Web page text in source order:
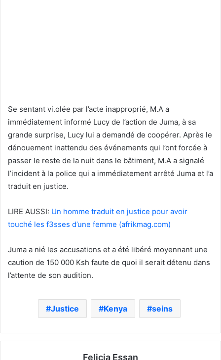
Se sentant vi.olée par l’acte inapproprié, M.A a
immédiatement informé Lucy de l’action de Juma, à sa
grande surprise, Lucy lui a demandé de coopérer. Après le
dénouement inattendu des événements qui l’ont forcée à
passer le reste de la nuit dans le bâtiment, M.A a signalé
l’incident à la police qui a immédiatement arrêté Juma et l’a
traduit en justice.
LIRE AUSSI: Un homme traduit en justice pour avoir
touché les f3sses d’une femme (afrikmag.com)
Juma a nié les accusations et a été libéré moyennant une
caution de 150 000 Ksh faute de quoi il serait détenu dans
l’attente de son audition.
Justice Kenya seins
Felicia Essan